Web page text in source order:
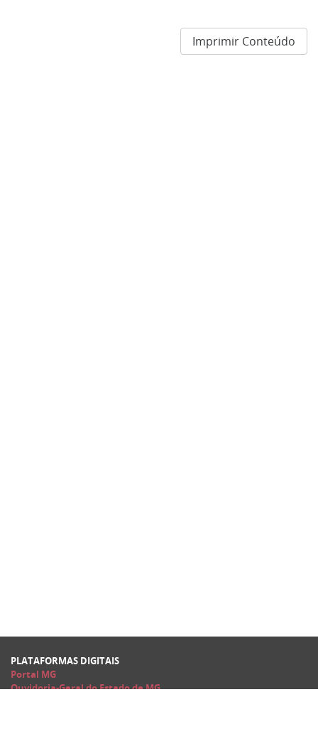
Imprimir Conteúdo
PLATAFORMAS DIGITAIS
Portal MG
Ouvidoria-Geral do Estado de MG